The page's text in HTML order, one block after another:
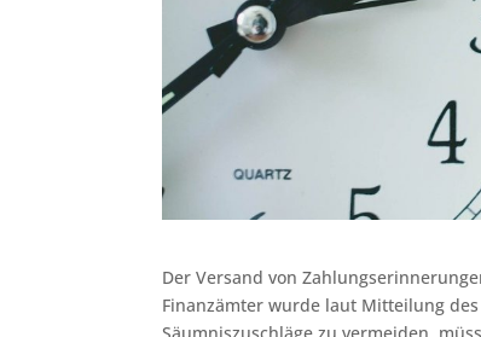
Der Versand von
Finanzämter wurde laut Mitteilung